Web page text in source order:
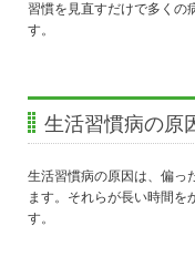
習慣を見直すだけで多くの
す。
生活習慣病の原
生活習慣病の原因は、偏っ
ます。それらが長い時間を
す。